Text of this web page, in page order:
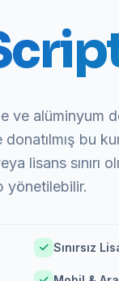
ve alüminyum
donatılmış bu
lisans sınırı
yönetilebilir.
Sınırsız